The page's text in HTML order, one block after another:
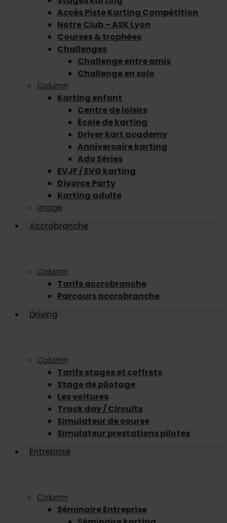
Accès Piste Karting Compétition
Notre Club – ASK Lyon
Courses & trophées
Challenges
Challenge entre amis
Challenge en solo
Column
Karting enfant
Centre de loisirs
École de karting
Driver kart academy
Anniversaire karting
Ado Séries
EVJF / EVG karting
Divorce Party
Karting adulte
Image
Accrobranche
Column
Tarifs accrobranche
Parcours accrobranche
Driving
Column
Tarifs stages et coffrets
Stage de pilotage
Les voitures
Track day / Circuits
Simulateur de course
Simulateur prestations pilotes
Entreprise
Column
Séminaire Entreprise